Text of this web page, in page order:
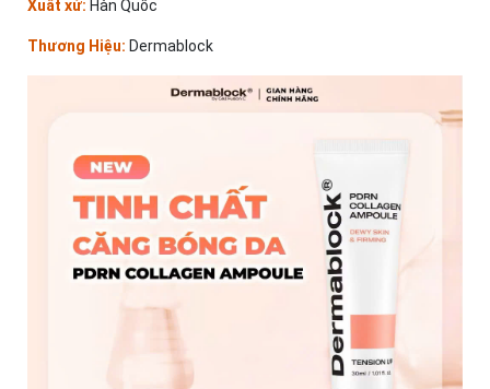
Xuất xứ: Hàn Quốc
Thương Hiệu: Dermablock